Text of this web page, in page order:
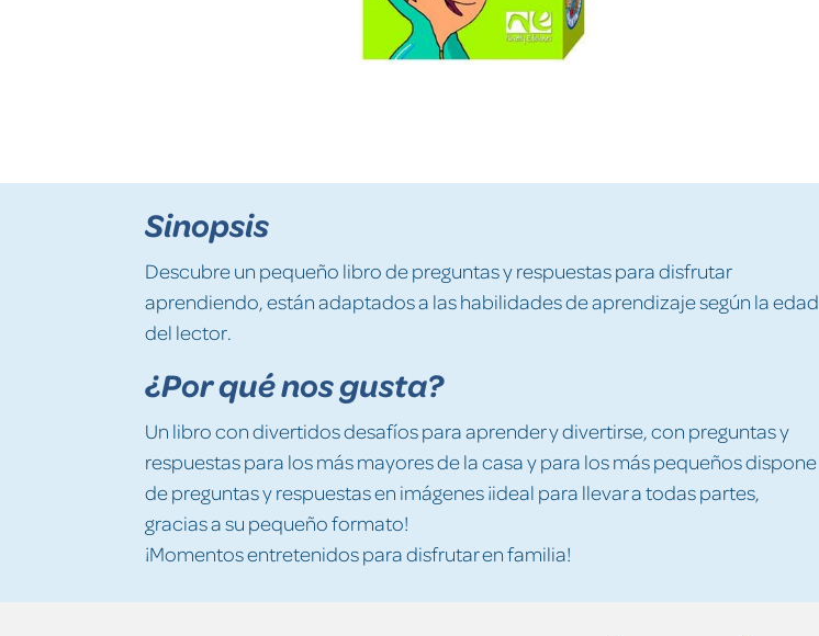
Sinopsis
Descubre un pequeño libro de preguntas y respuestas para disfrutar
aprendiendo, están adaptados a las habilidades de aprendizaje según la edad
del lector.
¿Por qué nos gusta?
Un libro con divertidos desafíos para aprender y divertirse, con preguntas y
respuestas para los más mayores de la casa y para los más pequeños dispone
de preguntas y respuestas en imágenes ¡ideal para llevar a todas partes,
gracias a su pequeño formato!
¡Momentos entretenidos para disfrutar en familia!